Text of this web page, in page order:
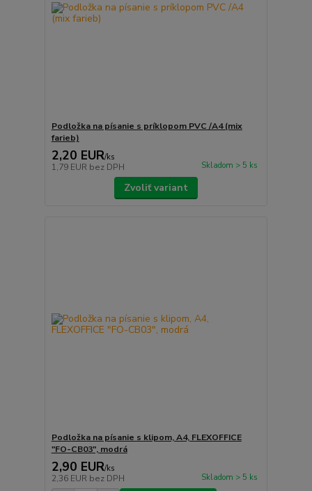
Podložka na písanie s príklopom PVC /A4 (mix
farieb)
2,20 EUR/ks
1,79 EUR bez DPH Skladom > 5 ks
Zvoliť variant
Podložka na písanie s klipom, A4, FLEXOFFICE
"FO-CB03", modrá
2,90 EUR/ks
2,36 EUR bez DPH Skladom > 5 ks